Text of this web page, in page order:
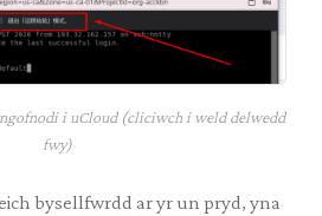
i uCloud (cliciwch i weld delwedd
fwy)
bysellfwrdd ar yr un pryd, yna